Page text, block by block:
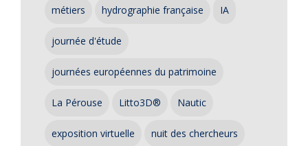
métiers hydrographie française IA
journée d'étude
journées européennes du patrimoine
La Pérouse Litto3D® Nautic
exposition virtuelle nuit des chercheurs